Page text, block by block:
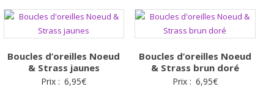
Boucles d’oreilles Noeud
& Strass jaunes
Prix : 6,95€
Boucles d’oreilles Noeud
& Strass brun doré
Prix : 6,95€